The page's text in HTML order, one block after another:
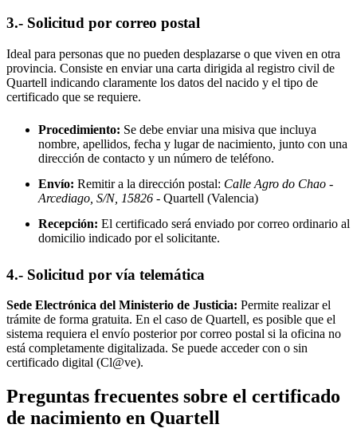
3.- Solicitud por correo postal
Ideal para personas que no pueden desplazarse o que viven en otra
provincia. Consiste en enviar una carta dirigida al registro civil de
Quartell indicando claramente los datos del nacido y el tipo de
certificado que se requiere.
Procedimiento: Se debe enviar una misiva que incluya
nombre, apellidos, fecha y lugar de nacimiento, junto con una
dirección de contacto y un número de teléfono.
Envío: Remitir a la dirección postal: Calle Agro do Chao -
Arcediago, S/N, 15826 - Quartell (Valencia)
Recepción: El certificado será enviado por correo ordinario al
domicilio indicado por el solicitante.
4.- Solicitud por vía telemática
Sede Electrónica del Ministerio de Justicia: Permite realizar el
trámite de forma gratuita. En el caso de Quartell, es posible que el
sistema requiera el envío posterior por correo postal si la oficina no
está completamente digitalizada. Se puede acceder con o sin
certificado digital (Cl@ve).
Preguntas frecuentes sobre el certificado
de nacimiento en Quartell